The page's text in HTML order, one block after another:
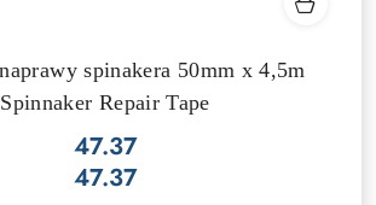
spinakera 50mm x 4,5m
Spinnaker Repair Tape
Cena:
47.37
Cena:
47.37